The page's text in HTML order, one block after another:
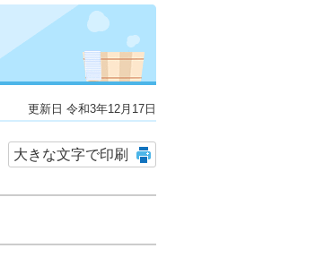
更新日 令和3年12月17日
大きな文字で印刷